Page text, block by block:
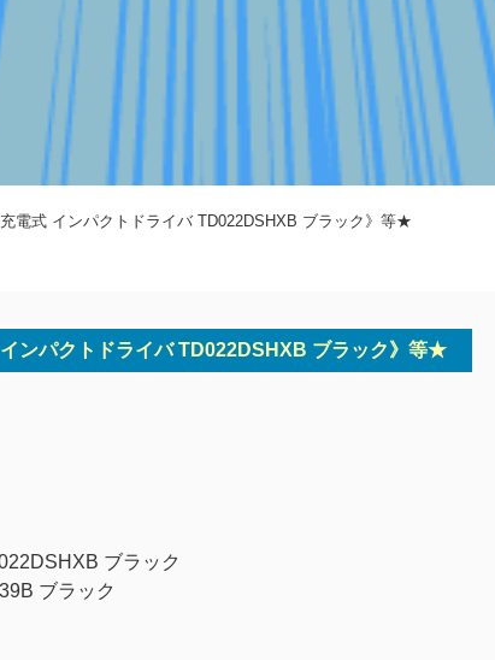
電式 インパクトドライバ TD022DSHXB ブラック》等★
ンパクトドライバ TD022DSHXB ブラック》等★
ブラック
ブラック